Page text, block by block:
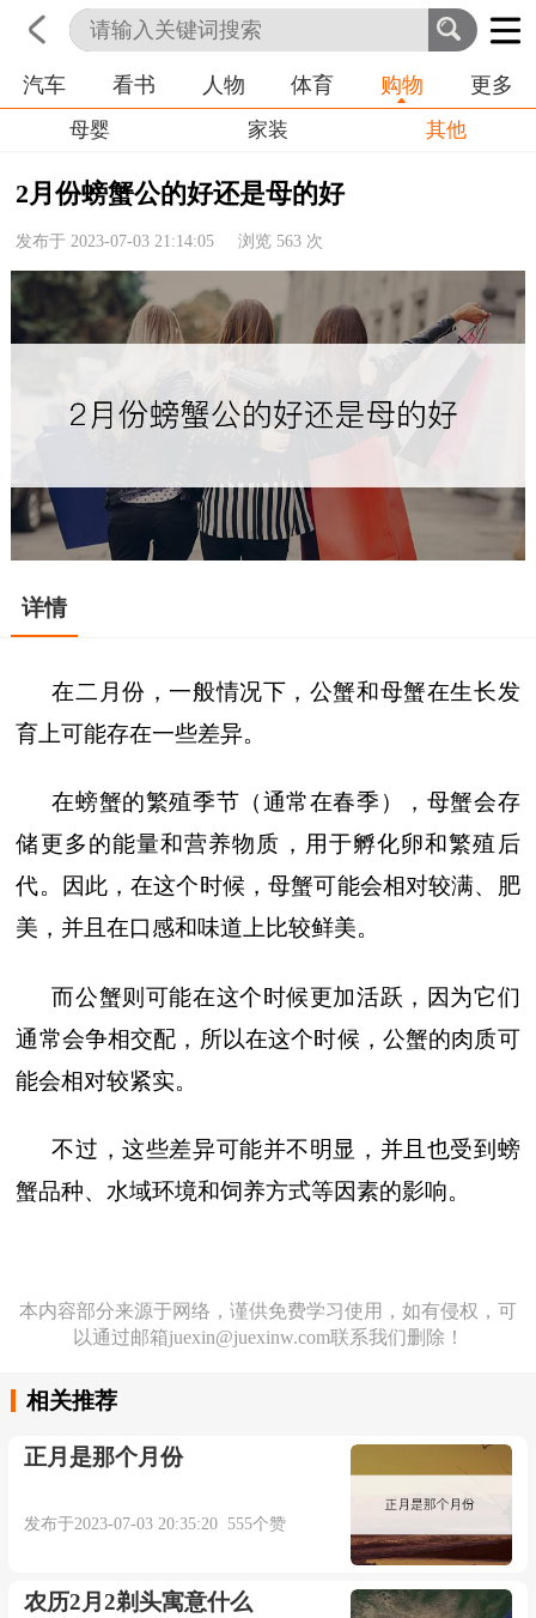
首页 科技 生活 职业
汽车 看书 人物 体育 购物 更多
母婴 家装 其他
2月份螃蟹公的好还是母的好
发布于 2023-07-03 21:14:05 浏览 563 次
详情
在二月份，一般情况下，公蟹和母蟹在生长发
育上可能存在一些差异。
在螃蟹的繁殖季节（通常在春季），母蟹会存
储更多的能量和营养物质，用于孵化卵和繁殖后
代。因此，在这个时候，母蟹可能会相对较满、肥
美，并且在口感和味道上比较鲜美。
而公蟹则可能在这个时候更加活跃，因为它们
通常会争相交配，所以在这个时候，公蟹的肉质可
能会相对较紧实。
不过，这些差异可能并不明显，并且也受到螃
蟹品种、水域环境和饲养方式等因素的影响。
本内容部分来源于网络，谨供免费学习使用，如有侵权，可
以通过邮箱juexin@juexinw.com联系我们删除！
相关推荐
正月是那个月份
发布于2023-07-03 20:35:20 555个赞
农历2月2剃头寓意什么